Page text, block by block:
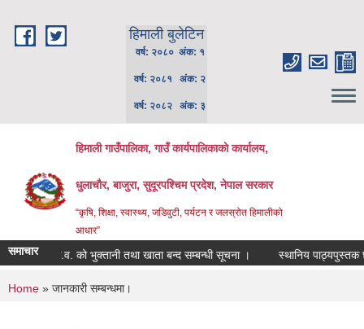
हिमाली बुलेटिन
वर्ष: २०८० अंक: १
वर्ष: २०८१ अंक: २
वर्ष: २०८२ अंक: ३
हिमाली गाउँपालिका, गाउँ कार्यपालिकाकाे कार्यालय,
धुलाचौर, बाजुरा, सुदूरपश्चिम प्रदेश, नेपाल सरकार
“कृषि, शिक्षा, स्वास्थ्य, जडिवुटी, पर्यटन र जलस्रोत हिमालीको
आधार”
समाचार
चालु आ.व. को भुक्तानी तथा खाता बन्द सम्बन्धी सूचना । स्थानिय पाठ्यपुस्तक
You are here
Home » जानकारी सम्बन्धमा।